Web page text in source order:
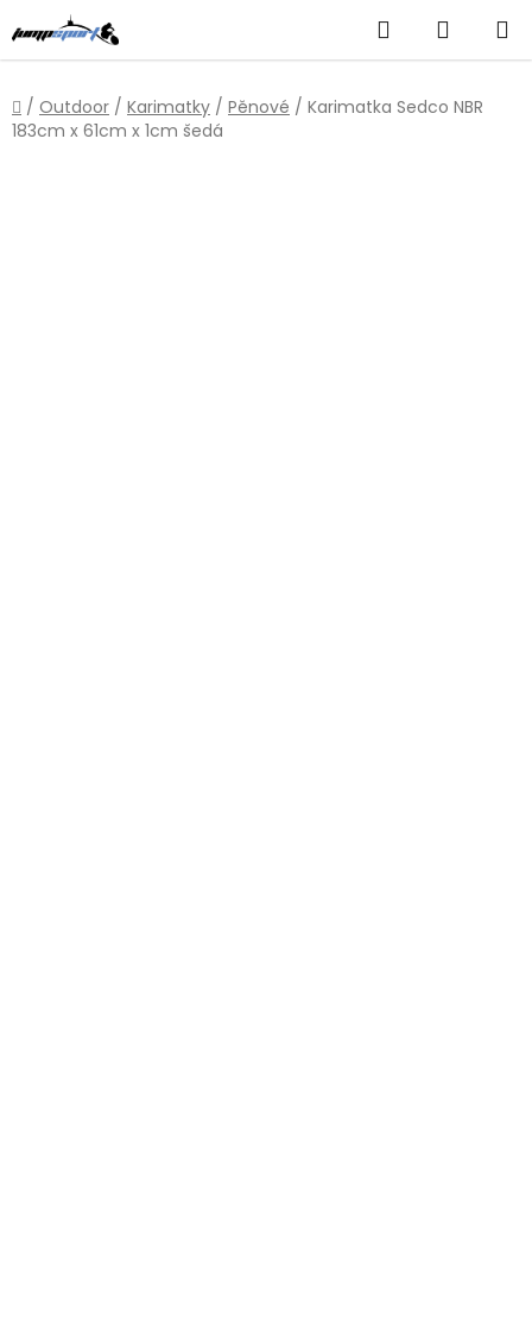
na
obsah
Hledat
KOŠÍK
Domů
/ Outdoor / Karimatky / Pěnové / Karimatka Sedco NBR
183cm x 61cm x 1cm šedá